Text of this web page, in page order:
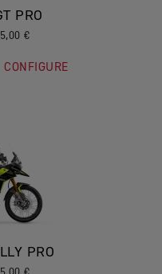
PRO
€
CONFIGURE
PRO